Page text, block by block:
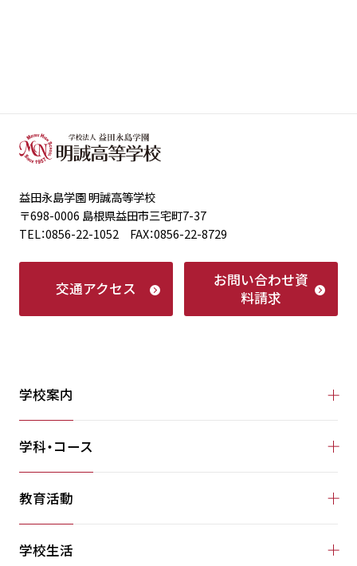
益田永島学園 明誠高等学校
〒698-0006 島根県益田市三宅町7-37
TEL：0856-22-1052 FAX：0856-22-8729
交通アクセス お問い合わせ資
料請求
学校案内
学科・コース
教育活動
学校生活